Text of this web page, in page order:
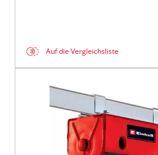
Auf die Vergleichsliste